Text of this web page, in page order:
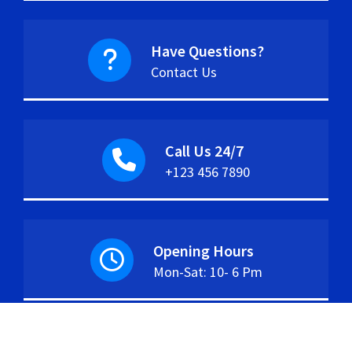
Have Questions?
Contact Us
Call Us 24/7
+123 456 7890
Opening Hours
Mon-Sat: 10- 6 Pm